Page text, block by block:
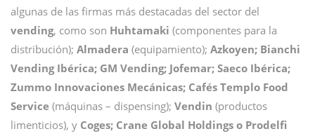
algunas de las firmas más destacadas del sector del
vending, como son Huhtamaki (componentes para la
distribución); Almadera (equipamiento); Azkoyen; Bianchi
Vending Ibérica; GM Vending; Jofemar; Saeco Ibérica;
Zummo Innovaciones Mecánicas; Cafés Templo Food
Service (máquinas – dispensing); Vendin (productos
limenticios), y Coges; Crane Global Holdings o Prodelfi